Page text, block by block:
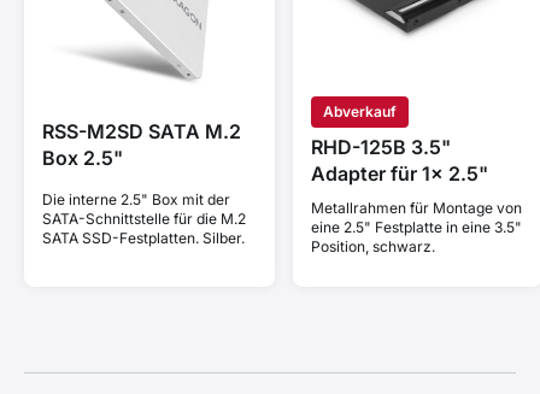
RSS-M2SD SATA M.2
Box 2.5"
Die interne 2.5" Box mit der
SATA-Schnittstelle für die M.2
SATA SSD-Festplatten. Silber.
Abverkauf
RHD-125B 3.5"
Adapter für 1x 2.5"
Metallrahmen für Montage von
eine 2.5" Festplatte in eine 3.5"
Position, schwarz.